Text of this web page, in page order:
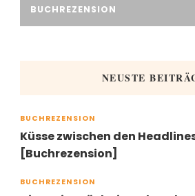
BUCHREZENSION
NEUSTE
BUCHREZENSION
Küsse zwischen den
[Buchrezension]
BUCHREZENSION